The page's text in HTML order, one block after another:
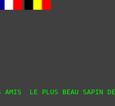
AMIS  LE PLUS BEAU SAPIN